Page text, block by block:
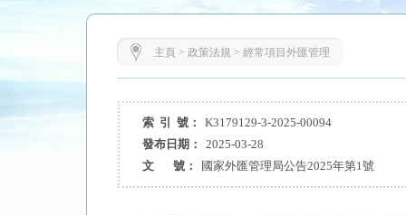
主頁 > 政策法規 > 經常項目外匯管理
索 引 號：
K3179129-3-2025-00094
發布日期：
2025-03-28
文 號：
國家外匯管理局公告2025年第1號